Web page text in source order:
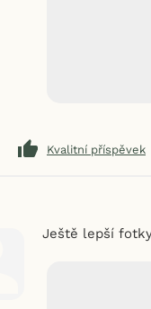
Kvalitní příspěvek
Ještě lepší